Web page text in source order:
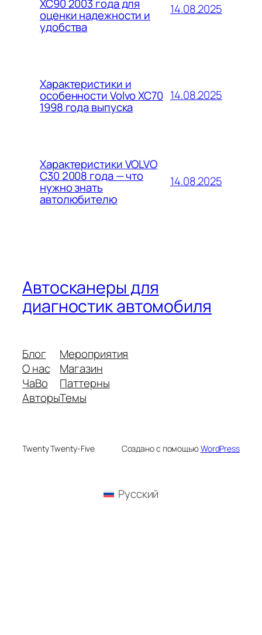
XC90 2003 года для
оценки надежности и
удобства
14.08.2025
Характеристики и
особенности Volvo XC70
1998 года выпуска
14.08.2025
Характеристики VOLVO
C30 2008 года — что
нужно знать
автолюбителю
14.08.2025
Автосканеры для
диагностик автомобиля
Блог
О нас
ЧаВо
Авторы
Мероприятия
Магазин
Паттерны
Темы
Twenty Twenty-Five Создано с помощьюWordPress
Русский